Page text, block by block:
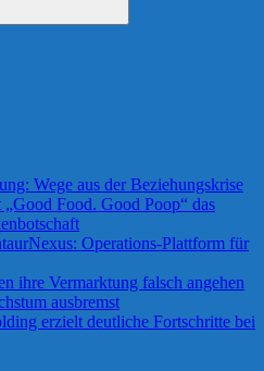
Wege aus der Beziehungskrise
Food. Good Poop“ das
Operations-Plattform für
ihre Vermarktung falsch angehen
ausbremst
erzielt deutliche Fortschritte bei